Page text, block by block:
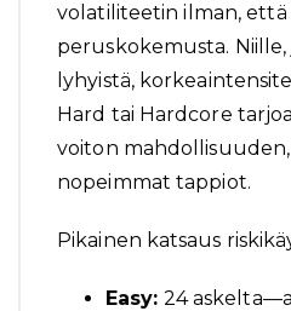
volatiliteetin ilman,
peruskokemusta.
lyhyistä,
Hard tai Hardcore
voiton
nopeimmat tappiot.
Pikainen katsaus
Easy: 24